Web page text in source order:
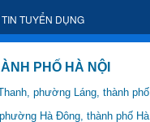
TUYỂN DỤNG
PHỐ HÀ NỘI
phường Láng, thành
thành phố Hà